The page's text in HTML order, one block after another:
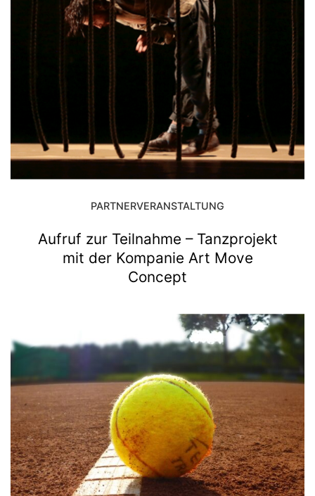
PARTNERVERANSTALTUNG
Aufruf zur Teilnahme – Tanzprojekt
mit der Kompanie Art Move
Concept